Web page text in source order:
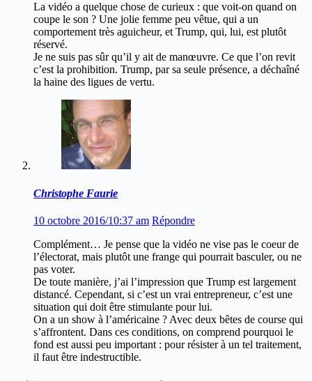
La vidéo a quelque chose de curieux : que voit-on quand on
coupe le son ? Une jolie femme peu vêtue, qui a un
comportement très aguicheur, et Trump, qui, lui, est plutôt
réservé.
Je ne suis pas sûr qu’il y ait de manœuvre. Ce que l’on revit
c’est la prohibition. Trump, par sa seule présence, a déchaîné
la haine des ligues de vertu.
Christophe Faurie
10 octobre 2016/10:37 am Répondre
Complément… Je pense que la vidéo ne vise pas le coeur de
l’électorat, mais plutôt une frange qui pourrait basculer, ou ne
pas voter.
De toute manière, j’ai l’impression que Trump est largement
distancé. Cependant, si c’est un vrai entrepreneur, c’est une
situation qui doit être stimulante pour lui.
On a un show à l’américaine ? Avec deux bêtes de course qui
s’affrontent. Dans ces conditions, on comprend pourquoi le
fond est aussi peu important : pour résister à un tel traitement,
il faut être indestructible.